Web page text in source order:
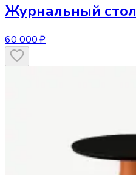
Журнальный стол
60 000 ₽